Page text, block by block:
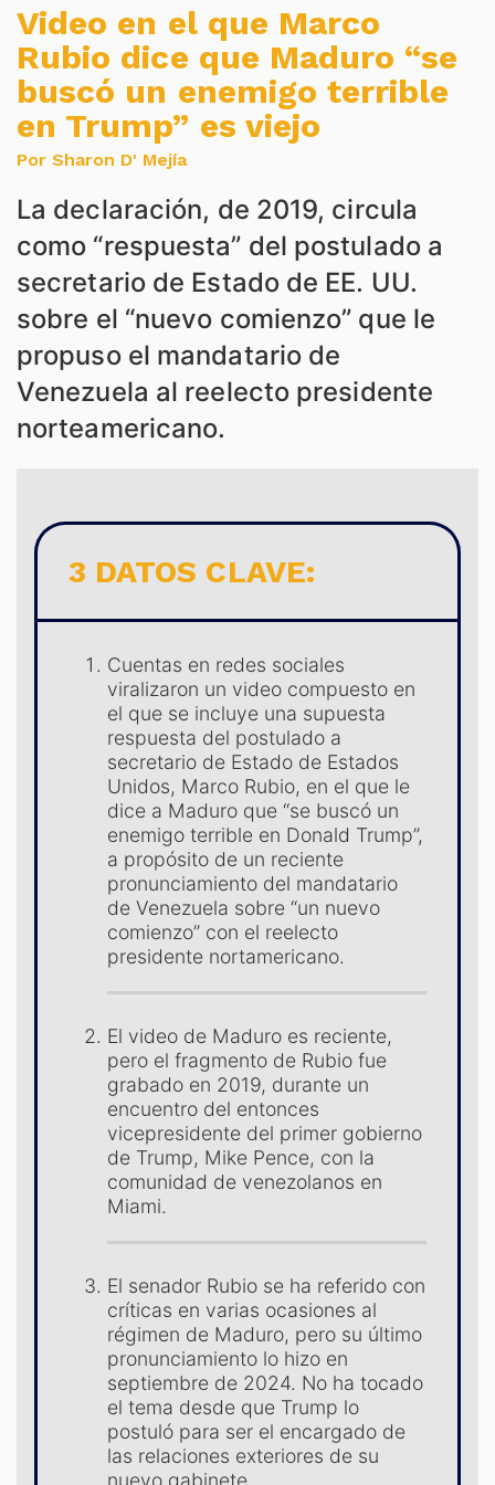
Video en el que Marco
Rubio dice que Maduro “se
buscó un enemigo terrible
en Trump” es viejo
Por Sharon D' Mejía
La declaración, de 2019, circula
como “respuesta” del postulado a
secretario de Estado de EE. UU.
sobre el “nuevo comienzo” que le
propuso el mandatario de
Venezuela al reelecto presidente
norteamericano.
3 DATOS CLAVE:
Cuentas en redes sociales
viralizaron un video compuesto en
el que se incluye una supuesta
respuesta del postulado a
secretario de Estado de Estados
Unidos, Marco Rubio, en el que le
dice a Maduro que “se buscó un
enemigo terrible en Donald Trump”,
a propósito de un reciente
pronunciamiento del mandatario
de Venezuela sobre “un nuevo
comienzo” con el reelecto
presidente nortamericano.
El video de Maduro es reciente,
pero el fragmento de Rubio fue
grabado en 2019, durante un
encuentro del entonces
vicepresidente del primer gobierno
de Trump, Mike Pence, con la
comunidad de venezolanos en
Miami.
El senador Rubio se ha referido con
críticas en varias ocasiones al
régimen de Maduro, pero su último
pronunciamiento lo hizo en
septiembre de 2024. No ha tocado
el tema desde que Trump lo
postuló para ser el encargado de
las relaciones exteriores de su
nuevo gabinete.